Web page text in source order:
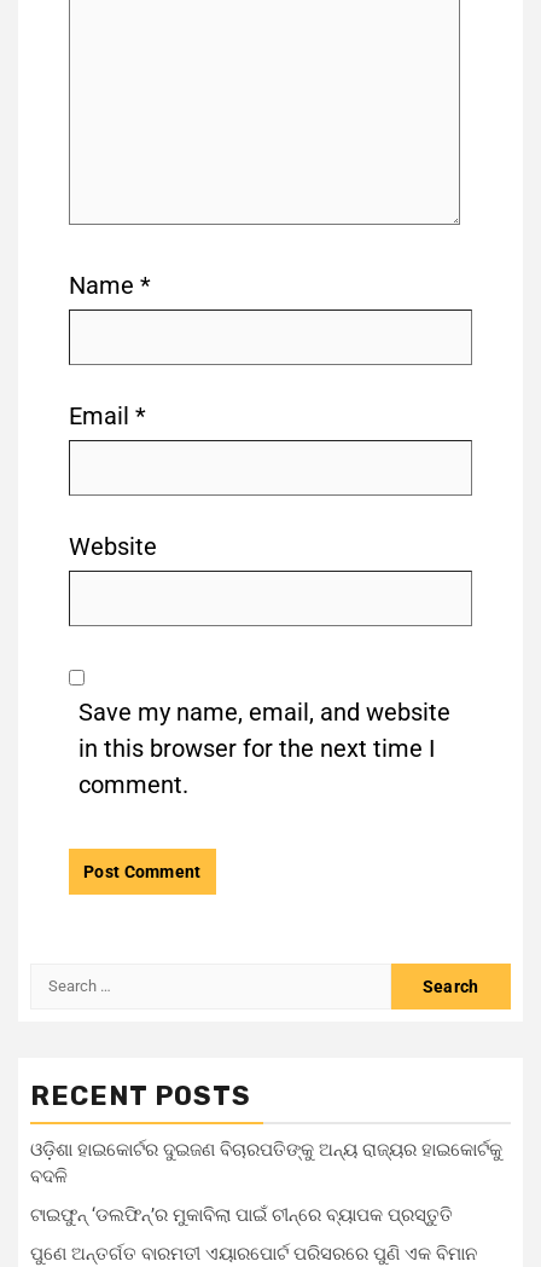
Name *
Email *
Website
Save my name, email, and website
in this browser for the next time I
comment.
RECENT POSTS
ଓଡ଼ିଶା ହାଇକୋର୍ଟର ଦୁଇଜଣ ବିଚାରପତିଙ୍କୁ ଅନ୍ୟ ରାଜ୍ୟର ହାଇକୋର୍ଟକୁ
ବଦଳି
ଟାଇଫୁନ୍ ‘ଡଲଫିନ୍’ର ମୁକାବିଲା ପାଇଁ ଚୀନ୍‌ରେ ବ୍ୟାପକ ପ୍ରସ୍ତୁତି
ପୁଣେ ଅନ୍ତର୍ଗତ ବାରମତୀ ଏୟାରପୋର୍ଟ ପରିସରରେ ପୁଣି ଏକ ବିମାନ